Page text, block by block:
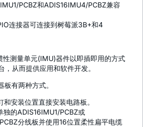
PCBZ和ADIS16IMU4/PCBZ兼容
连接器可连接到树莓派3B+和4
性测量单元(IMU)器件以即插即用的方式
，从而提供应用和软件开发。
有两种方式。
和安装位置直接安装电路板。
独的ADIS16IMU1/PCBZ或
分线板并使用16位置柔性扁平电缆